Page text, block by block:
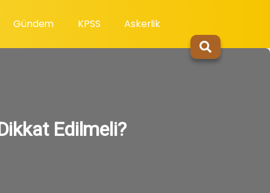
Gündem KPSS Askerlik
Edilmeli?